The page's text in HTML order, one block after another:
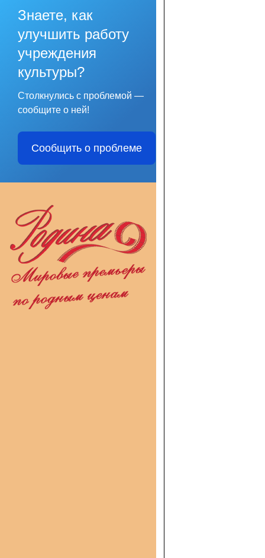
Знаете, как
улучшить работу
учреждения
культуры?
Столкнулись с проблемой —
сообщите о ней!
Сообщить о проблеме